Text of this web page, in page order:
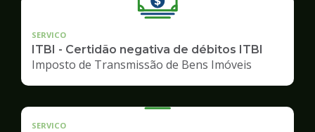
SERVICO
ITBI - Certidão negativa de débitos ITBI
Imposto de Transmissão de Bens Imóveis
SERVICO